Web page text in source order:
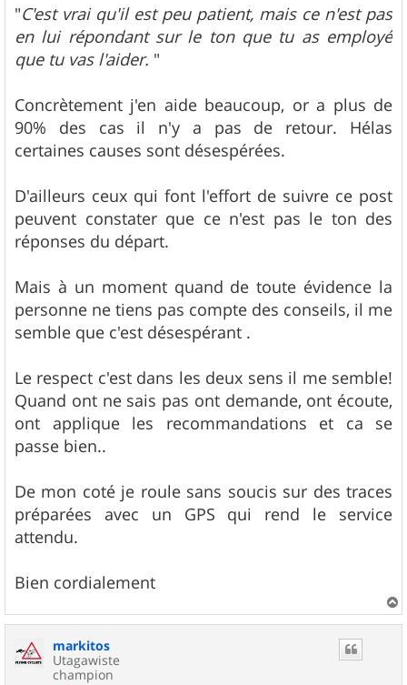
g
e
"C'est vrai qu'il est peu patient, mais ce n'est pas
en lui répondant sur le ton que tu as employé
que tu vas l'aider. "
Concrètement j'en aide beaucoup, or a plus de
90% des cas il n'y a pas de retour. Hélas
certaines causes sont désespérées.
D'ailleurs ceux qui font l'effort de suivre ce post
peuvent constater que ce n'est pas le ton des
réponses du départ.
Mais à un moment quand de toute évidence la
personne ne tiens pas compte des conseils, il me
semble que c'est désespérant .
Le respect c'est dans les deux sens il me semble!
Quand ont ne sais pas ont demande, ont écoute,
ont applique les recommandations et ca se
passe bien..
De mon coté je roule sans soucis sur des traces
préparées avec un GPS qui rend le service
attendu.
Bien cordialement
a
markitos
Utagawiste
champion